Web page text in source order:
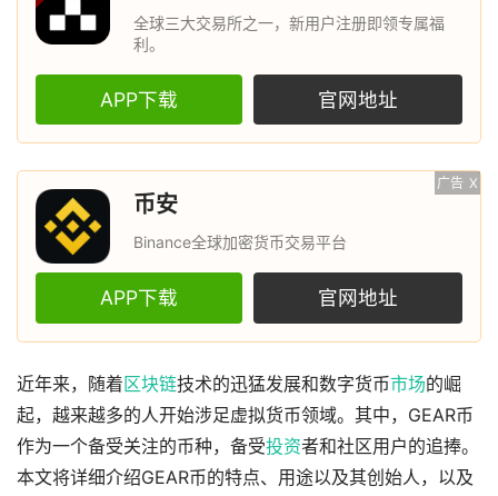
全球三大交易所之一，新用户注册即领专属福
利。
APP下载 官网地址
广告 X
币安
Binance全球加密货币交易平台
APP下载 官网地址
近年来，随着区块链技术的迅猛发展和数字货币市场的崛
起，越来越多的人开始涉足虚拟货币领域。其中，GEAR币
作为一个备受关注的币种，备受投资者和社区用户的追捧。
本文将详细介绍GEAR币的特点、用途以及其创始人，以及